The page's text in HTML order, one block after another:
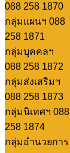
088 258 1870
กลุ่มแผนฯ 088
258 1871
กลุ่มบุคคลฯ
088 258 1872
กลุ่มส่งเสริมฯ
088 258 1873
กลุ่มนิเทศฯ 088
258 1874
กลุ่มอำนวยการ